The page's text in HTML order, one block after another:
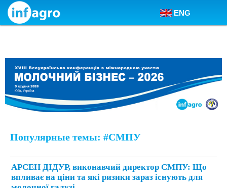
Skip to content
ENG
Популярные темы: #СМПУ
АРСЕН ДІДУР, виконавчий директор СМПУ: Що
впливає на ціни та які ризики зараз існують для